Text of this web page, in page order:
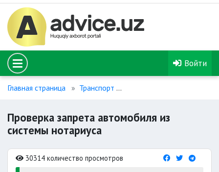
Войти
Главная страница Транспорт
Проверка запрета автомобиля из
системы нотариуса
30314 количество просмотров